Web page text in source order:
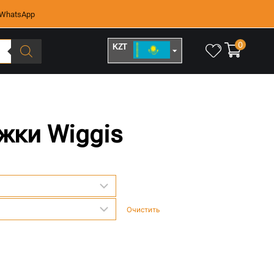
KZT 0
Wiggis
Очистить